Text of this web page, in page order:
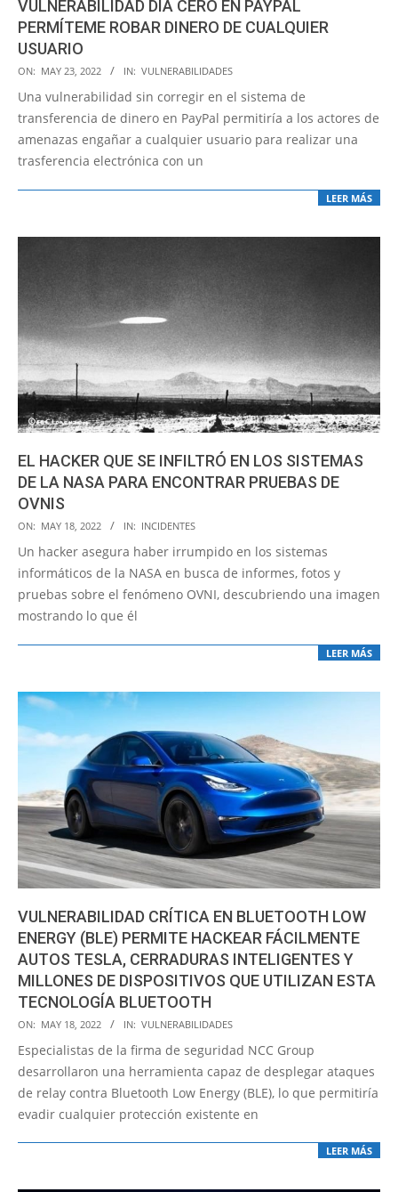
VULNERABILIDAD DÍA CERO EN PAYPAL
PERMÍTEME ROBAR DINERO DE CUALQUIER
USUARIO
2022-
05-
23
ON: MAY 23, 2022 IN: VULNERABILIDADES
Una vulnerabilidad sin corregir en el sistema de
transferencia de dinero en PayPal permitiría a los actores de
amenazas engañar a cualquier usuario para realizar una
trasferencia electrónica con un
LEER MÁS
EL HACKER QUE SE INFILTRÓ EN LOS SISTEMAS
DE LA NASA PARA ENCONTRAR PRUEBAS DE
OVNIS
2022-
05-
18
ON: MAY 18, 2022 IN: INCIDENTES
Un hacker asegura haber irrumpido en los sistemas
informáticos de la NASA en busca de informes, fotos y
pruebas sobre el fenómeno OVNI, descubriendo una imagen
mostrando lo que él
LEER MÁS
VULNERABILIDAD CRÍTICA EN BLUETOOTH LOW
ENERGY (BLE) PERMITE HACKEAR FÁCILMENTE
AUTOS TESLA, CERRADURAS INTELIGENTES Y
MILLONES DE DISPOSITIVOS QUE UTILIZAN ESTA
TECNOLOGÍA BLUETOOTH
2022-
05-
18
ON: MAY 18, 2022 IN: VULNERABILIDADES
Especialistas de la firma de seguridad NCC Group
desarrollaron una herramienta capaz de desplegar ataques
de relay contra Bluetooth Low Energy (BLE), lo que permitiría
evadir cualquier protección existente en
LEER MÁS